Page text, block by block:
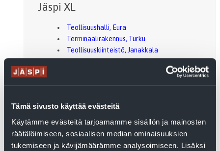
Tämä sivusto käyttää evästeitä
Käytämme evästeitä tarjoamamme sisällön ja mainosten
räätälöimiseen, sosiaalisen median ominaisuuksien
tukemiseen ja kävijämäärämme analysoimiseen. Lisäksi
Jäspi XL
Teollisuushalli, Eura
Terminaalirakennus, Turku
Teollisuuskiinteistö, Janakkala
Jäspi Split
Liikekeskus, Kankaanpää
Luvia, kerrostalo
Autismisäätiön ryhmäkeskus, Kotka
KOY Ankkalampi, Eura